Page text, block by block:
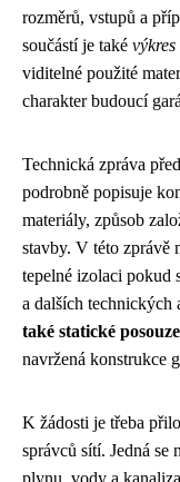
rozměrů, vstupů a
součástí je také
viditelné použité
charakter budoucí
Technická zpráva
podrobně popisuje
materiály, způsob
stavby. V této zprávě
tepelné izolaci pokud
a dalších technických
také statické
navržená konstrukce
K žádosti je třeba
správců sítí. Jedná
plynu, vody a